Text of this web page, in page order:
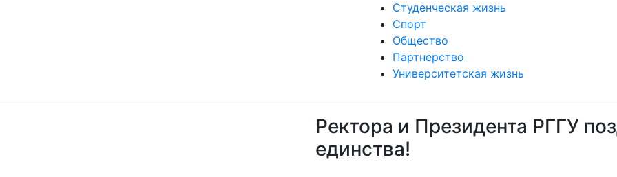
Студенческая жизнь
Спорт
Общество
Партнерство
Университетская жизнь
Ректора и Президента РГГУ
единства!